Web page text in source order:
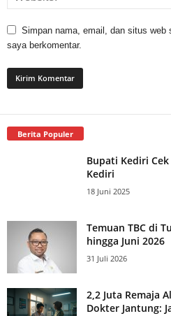
Simpan nama, email, dan situs web
saya berkomentar.
Berita Populer
Bupati Kediri Cek
Kediri
18 Juni 2025
Temuan TBC di
hingga Juni 2026
31 Juli 2026
2,2 Juta Remaja
Dokter Jantung: